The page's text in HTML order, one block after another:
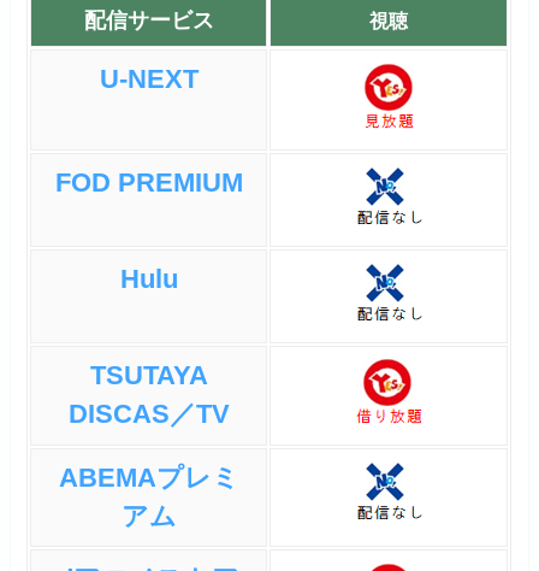
配信サービス 視聴
U-NEXT
FOD PREMIUM
Hulu
TSUTAYA
DISCAS／TV
ABEMAプレミ
アム